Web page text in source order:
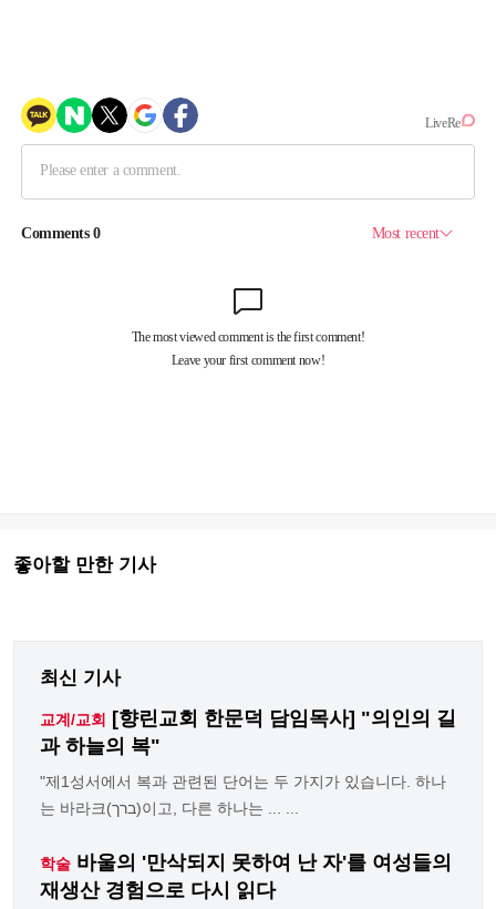
좋아할 만한 기사
최신 기사
교계/교회
[향린교회 한문덕 담임목사] "의인의 길
과 하늘의 복"
"제1성서에서 복과 관련된 단어는 두 가지가 있습니다. 하나
는 바라크(ברך)이고, 다른 하나는 ... ...
학술 바울의 '만삭되지 못하여 난 자'를 여성들의
재생산 경험으로 다시 읽다